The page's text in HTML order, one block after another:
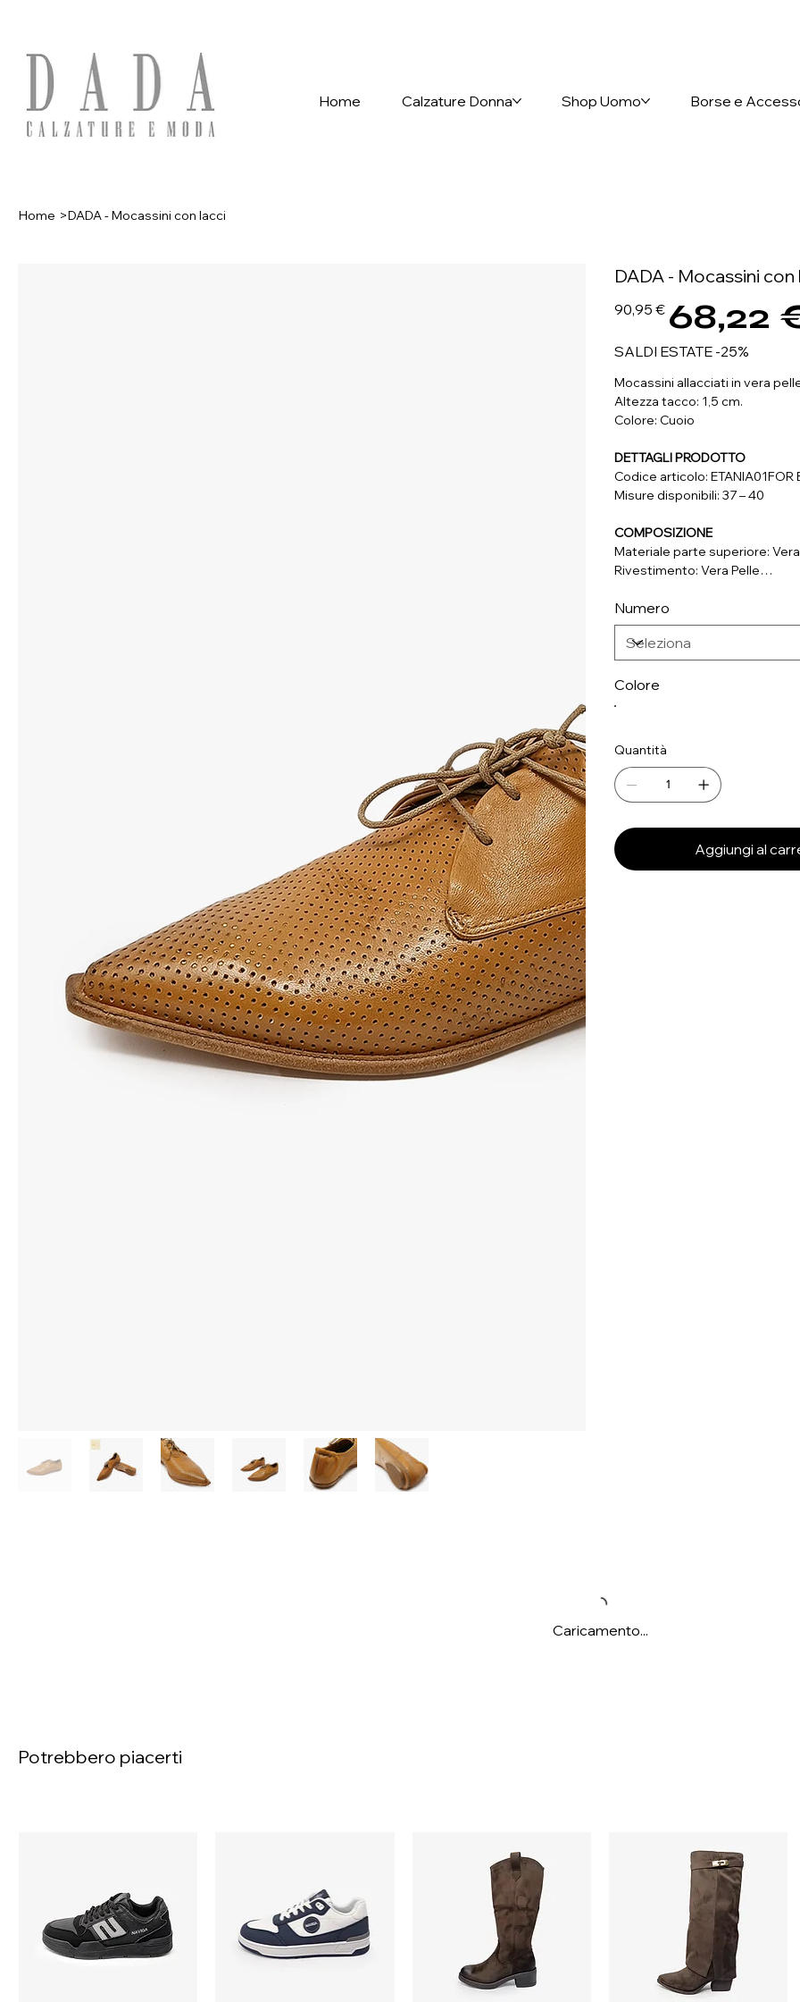
Home Calzature Donna Shop Uomo Borse e
Home >DADA - Mocassini con lacci
DADA - Mocassini con
Prezzo
originale
90,95 €
scontato
68,22
SALDI ESTATE -25%
Mocassini allacciati in vera
Altezza tacco: 1,5 cm.
Colore: Cuoio
DETTAGLI PRODOTTO
Codice articolo: ETANIA01FOR
Misure disponibili: 37 – 40
COMPOSIZIONE
Materiale parte superiore:
Rivestimento: Vera Pelle
Suola: Vera Pelle
Numero
Colore
Quantità
Aggiungi al
Caricamento...
Potrebbero piacerti